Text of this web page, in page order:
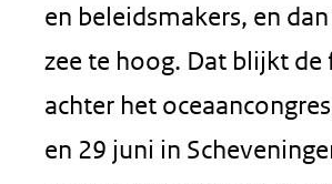
en beleidsmakers, en
zee te hoog. Dat blijkt
achter het
en 29 juni in